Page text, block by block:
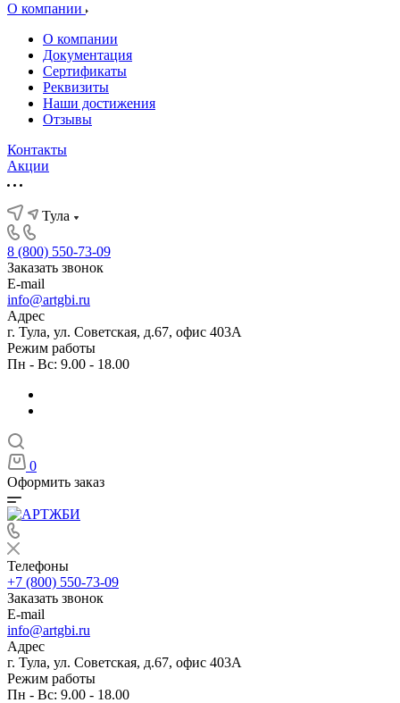
О компании
О компании
Документация
Сертификаты
Реквизиты
Наши достижения
Отзывы
Контакты
Акции
Тула
8 (800) 550-73-09
Заказать звонок
E-mail
info@artgbi.ru
Адрес
г. Тула, ул. Советская, д.67, офис 403А
Режим работы
Пн - Вс: 9.00 - 18.00
0
Оформить заказ
Телефоны
+7 (800) 550-73-09
Заказать звонок
E-mail
info@artgbi.ru
Адрес
г. Тула, ул. Советская, д.67, офис 403А
Режим работы
Пн - Вс: 9.00 - 18.00